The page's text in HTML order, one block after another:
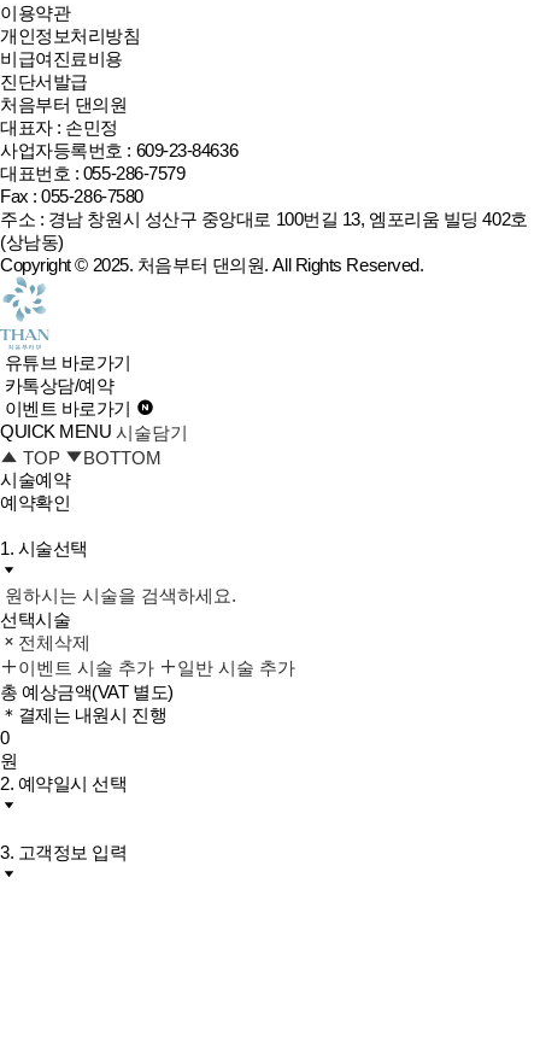
이용약관
개인정보처리방침
비급여진료비용
진단서발급
처음부터 댄의원
대표자 : 손민정
사업자등록번호 : 609-23-84636
대표번호 : 055-286-7579
Fax : 055-286-7580
주소 : 경남 창원시 성산구 중앙대로 100번길 13, 엠포리움 빌딩 402호
(상남동)
Copyright © 2025. 처음부터 댄의원. All Rights Reserved.
유튜브 바로가기
카톡상담/예약
이벤트 바로가기
QUICK MENU 시술담기
TOP
BOTTOM
시술예약
예약확인
1. 시술선택
원하시는 시술을 검색하세요.
선택시술
전체삭제
이벤트 시술 추가
일반 시술 추가
총 예상금액(VAT 별도)
＊결제는 내원시 진행
0
원
2. 예약일시 선택
3. 고객정보 입력